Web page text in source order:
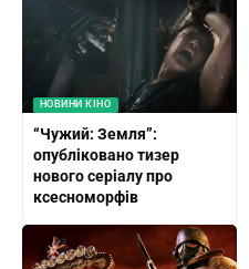
НОВИНИ КІНО
“Чужий: Земля”:
опубліковано тизер
нового серіалу про
ксесноморфів